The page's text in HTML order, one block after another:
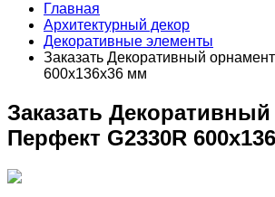
Главная
Архитектурный декор
Декоративные элементы
Заказать Декоративный
600х136х36 мм
Заказать
Перфект G2330R